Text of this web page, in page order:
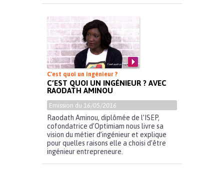
C'est quoi un ingénieur ?
C’EST QUOI UN INGÉNIEUR ? AVEC
RAODATH AMINOU
Emission du 16/05/2016
Raodath Aminou, diplômée de l’ISEP,
cofondatrice d’Optimiam nous livre sa
vision du métier d’ingénieur et explique
pour quelles raisons elle a choisi d’être
ingénieur entrepreneure.